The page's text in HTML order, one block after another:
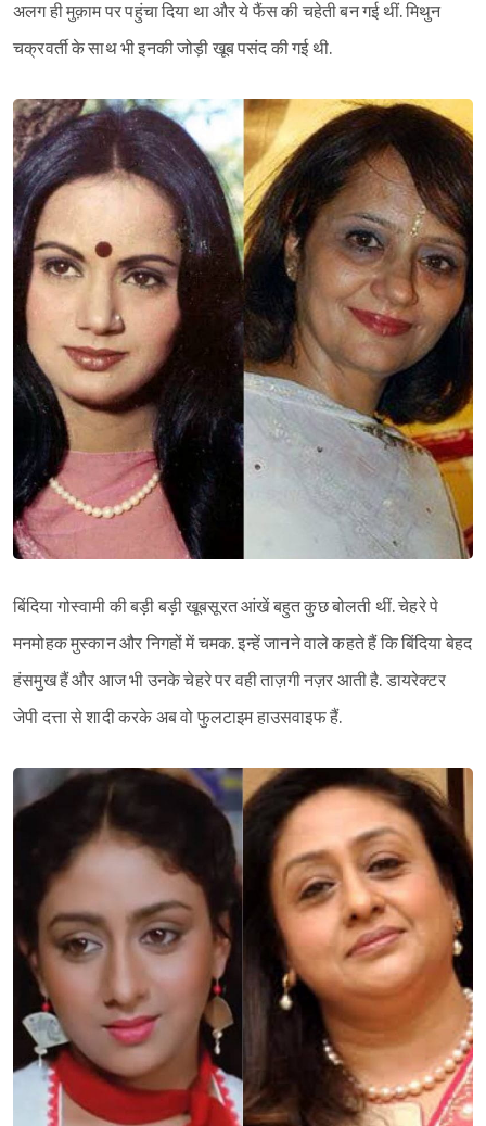
अलग ही मुक़ाम पर पहुंचा दिया था और ये फैंस की चहेती बन गई थीं. मिथुन
चक्रवर्ती के साथ भी इनकी जोड़ी खूब पसंद की गई थी.
बिंदिया गोस्वामी की बड़ी बड़ी खूबसूरत आंखें बहुत कुछ बोलती थीं. चेहरे पे
मनमोहक मुस्कान और निगहों में चमक. इन्हें जानने वाले कहते हैं कि बिंदिया बेहद
हंसमुख हैं और आज भी उनके चेहरे पर वही ताज़गी नज़र आती है. डायरेक्टर
जेपी दत्ता से शादी करके अब वो फुलटाइम हाउसवाइफ हैं.